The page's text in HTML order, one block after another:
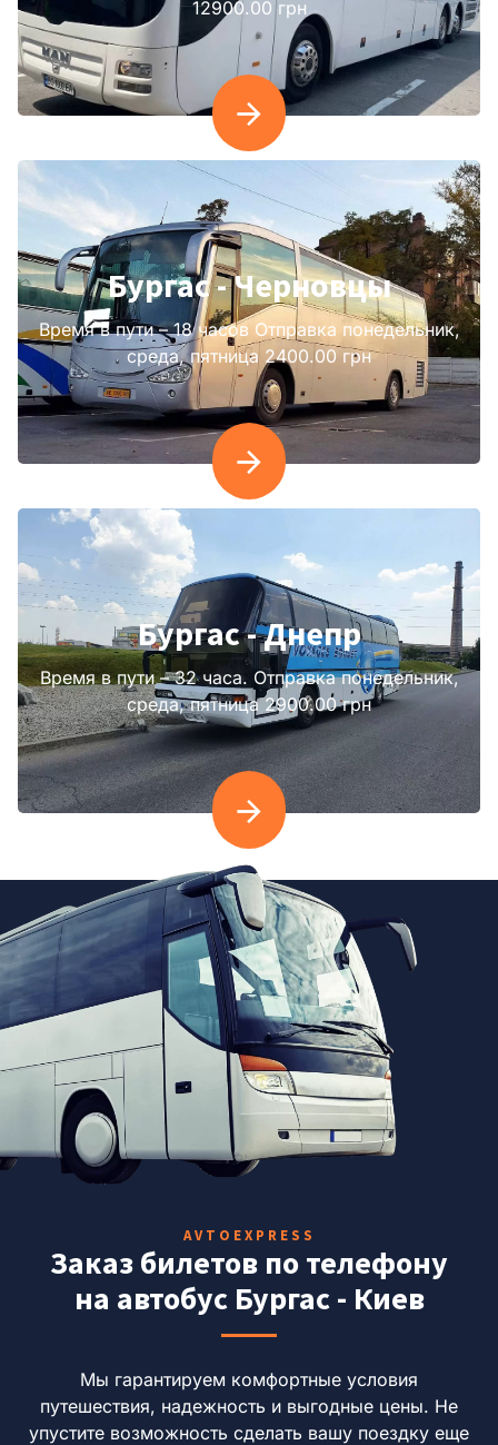
12900.00 грн
Бургас - Черновцы
Время в пути – 18 часов Отправка понедельник,
среда, пятница 2400.00 грн
Бургас - Днепр
Время в пути – 32 часа. Отправка понедельник,
среда, пятница 2900.00 грн
AVTOEXPRESS
Заказ билетов по телефону
на автобус Бургас - Киев
Мы гарантируем комфортные условия
путешествия, надежность и выгодные цены. Не
упустите возможность сделать вашу поездку еще